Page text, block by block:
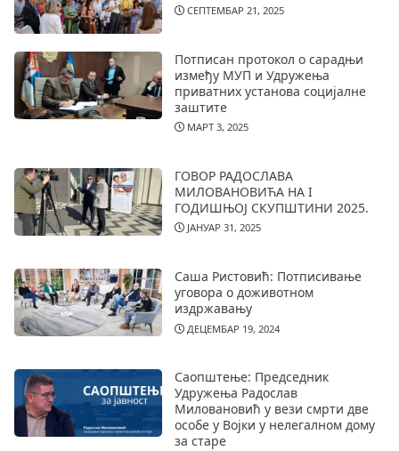
СЕПТЕМБАР 21, 2025
Потписан протокол о сарадњи
између МУП и Удружења
приватних установа социјалне
заштите
МАРТ 3, 2025
ГОВОР РАДОСЛАВА
МИЛОВАНОВИЋА НА I
ГОДИШЊОЈ СКУПШТИНИ 2025.
ЈАНУАР 31, 2025
Саша Ристовић: Потписивање
уговора о доживотном
издржавању
ДЕЦЕМБАР 19, 2024
Саопштење: Председник
Удружења Радослав
Миловановић у вези смрти две
особе у Војки у нелегалном дому
за старе